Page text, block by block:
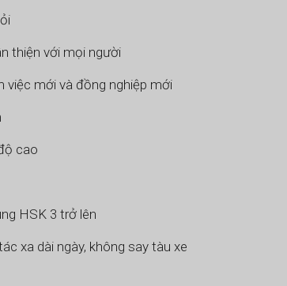
thiện với mọi người
việc mới và đồng nghiệp mới
cao
HSK 3 trở lên
xa dài ngày, không say tàu xe